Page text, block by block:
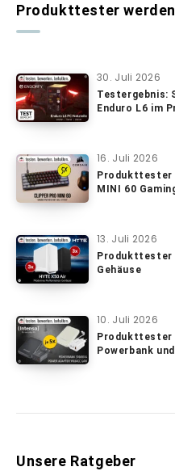
Produkttester werden
30. Juli 2026
Testergebnis:
Enduro L6 im
16. Juli 2026
Produkttester
MINI 60
13. Juli 2026
Produkttester
Gehäuse
10. Juli 2026
Produkttester
Powerbank
Unsere Ratgeber